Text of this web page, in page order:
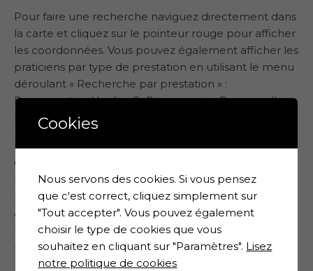
Pour faire une recherche naviguez directement dans
la carte et cliquez sur le pointeur rouge pour afficher
les coordonnées. Vous pouvez également afficher les
praticiens par type de prestation en utilisant le menu
déroulant « Recherche par prestation » :
Reconnective Healing®, Reconnexion Personnelle,
Mentoring.
L’adhésion à notre association est un choix personnel
du praticien ou de la praticienne de La Reconnexion.
L’AFPLR garantie la certification uniquement des
praticiens / praticiennes adhérent(e)s de l’association.
Afin de valider l’habilitation au Reconnective
Healing® et/ou à La Reconnexion Personnelle, d’un
praticien ou d’une praticienne non membre de
l’AFPLR , nous vous proposons de contacter
Cookies
Nous servons des cookies. Si vous pensez
que c'est correct, cliquez simplement sur
"Tout accepter". Vous pouvez également
choisir le type de cookies que vous
souhaitez en cliquant sur "Paramètres". Lisez
notre politique de cookies